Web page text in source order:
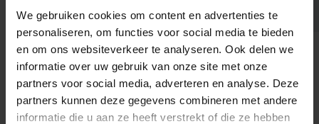
We gebruiken cookies om content en advertenties te
personaliseren, om functies voor social media te bieden
en om ons websiteverkeer te analyseren. Ook delen we
informatie over uw gebruik van onze site met onze
partners voor social media, adverteren en analyse. Deze
partners kunnen deze gegevens combineren met andere
informatie die u aan ze heeft verstrekt of die ze hebben